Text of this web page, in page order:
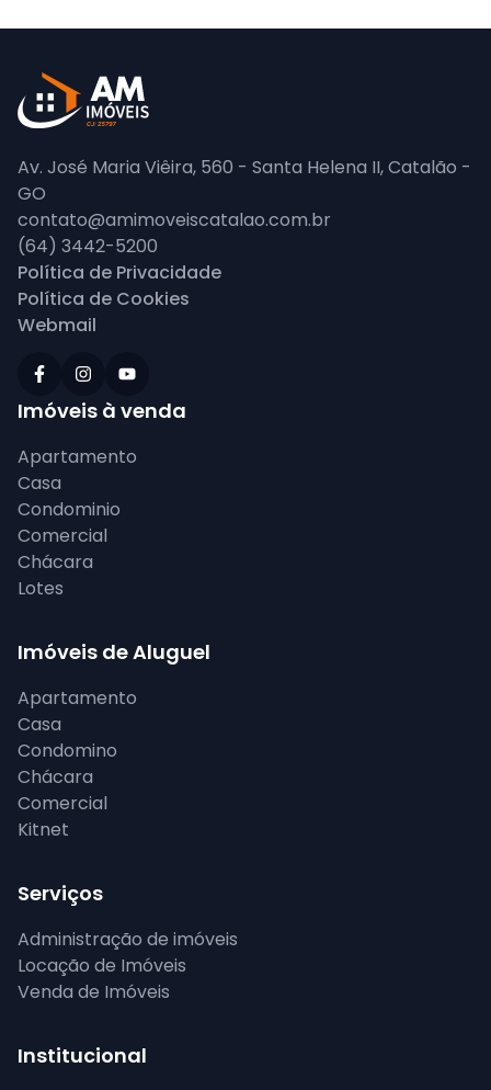
Av. José Maria Viêira, 560 - Santa Helena II, Catalão -
GO
contato@amimoveiscatalao.com.br
(64) 3442-5200
Política de Privacidade
Política de Cookies
Webmail
Imóveis à venda
Apartamento
Casa
Condominio
Comercial
Chácara
Lotes
Imóveis de Aluguel
Apartamento
Casa
Condomino
Chácara
Comercial
Kitnet
Serviços
Administração de imóveis
Locação de Imóveis
Venda de Imóveis
Institucional